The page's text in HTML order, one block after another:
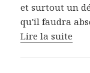
et surtout un
qu'il faudra
Lire la suite